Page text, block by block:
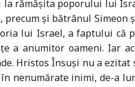
rămășita poporului lui
și bătrânul Simeon
lui Israel, a faptului că
a anumitor oameni. Iar
Hristos Însuși nu a ezitat
în nenumărate inimi, de-a